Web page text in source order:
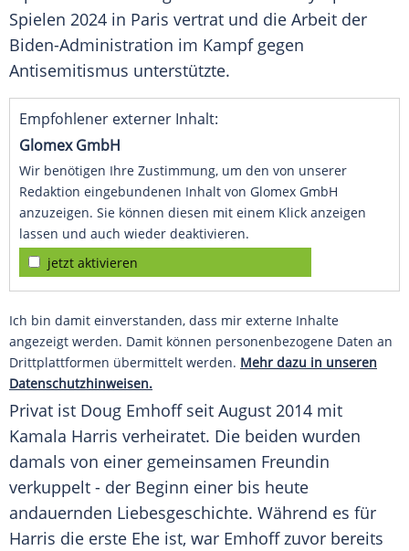
Spielen 2024 in Paris vertrat und die Arbeit der
Biden-Administration im Kampf gegen
Antisemitismus unterstützte.
Empfohlener externer Inhalt:
Glomex GmbH
Wir benötigen Ihre Zustimmung, um den von unserer
Redaktion eingebundenen Inhalt von Glomex GmbH
anzuzeigen. Sie können diesen mit einem Klick anzeigen
lassen und auch wieder deaktivieren.
jetzt aktivieren
Ich bin damit einverstanden, dass mir externe Inhalte
angezeigt werden. Damit können personenbezogene Daten an
Drittplattformen übermittelt werden. Mehr dazu in unseren
Datenschutzhinweisen.
Privat ist Doug Emhoff seit August 2014 mit
Kamala Harris verheiratet. Die beiden wurden
damals von einer gemeinsamen Freundin
verkuppelt - der Beginn einer bis heute
andauernden Liebesgeschichte. Während es für
Harris die erste Ehe ist, war Emhoff zuvor bereits